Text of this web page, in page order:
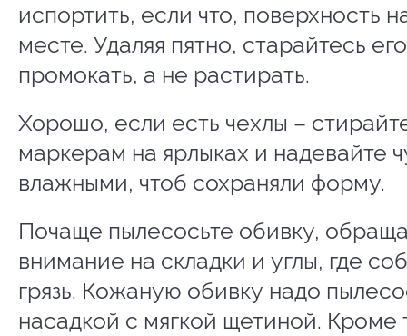
испортить, если что, поверхность
месте. Удаляя пятно, старайтесь его
промокать, а не растирать.
Хорошо, если есть чехлы –
маркерам на ярлыках и надевайте
влажными, чтоб сохраняли форму.
Почаще пылесосьте обивку,
внимание на складки и углы, где
грязь. Кожаную обивку надо
насадкой с мягкой щетиной. Кроме